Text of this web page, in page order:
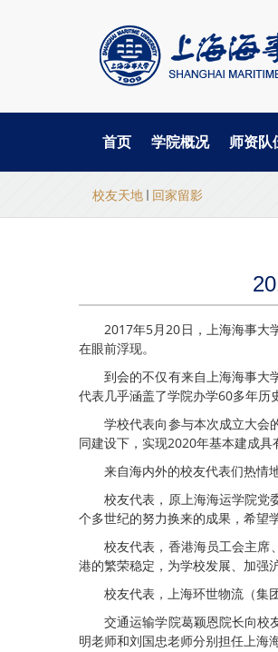
到
首页 学院概况 师资队
当
前
校友天地 回家留影
2017年5月20日，上海海事大
在眼前浮现。
到会的不仅有来自上海海事大
代表几乎涵盖了学院办学60多年历
学校代表向参与本次成立大会
同建设下，实现2020年基本建成具
来自海内外的校友代表们热情
校友代表，原上海海运学院党
个多世纪的努力换来的成果，希望
校友代表，香港海员工会主席
港的繁荣稳定，为学校发展、加强
校友代表，上海环世物流（集
交通运输学院葛颖恩院长向校
明老师和刘国忠老师分别担任上海